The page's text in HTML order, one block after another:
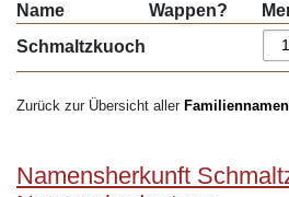
Name Wappen?
Schmaltzkuoch
Zurück zur Übersicht aller Familiennamen
Namensherkunft